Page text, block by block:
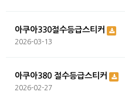
아쿠아330절수등급스티커
2026-03-13
아쿠아380 절수등급스티커
2026-02-27